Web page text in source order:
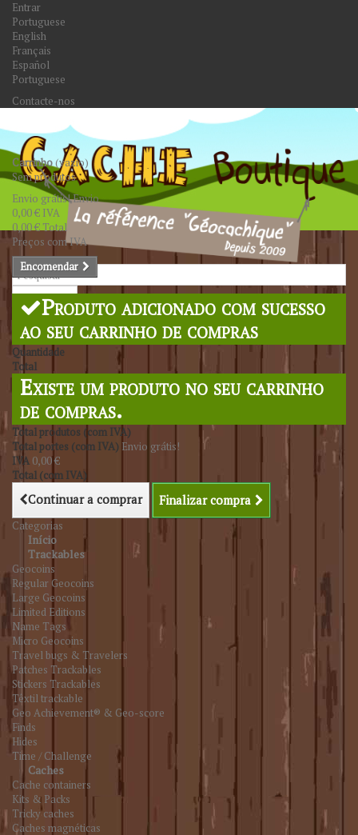
Entrar
Portuguese
English
Français
Español
Portuguese
Contacte-nos
Pesquisar
Carrinho(vazio)
Sem produtos
Envio grátis!Envio
0,00 € IVA
0,00 €Total
Preços com IVA
Encomendar
Produto adicionado com sucesso
ao seu carrinho de compras
Quantidade
Total
Existe um produto no seu carrinho
de compras.
Total produtos (com IVA)
Total portes (com IVA) Envio grátis!
IVA 0,00 €
Total (com IVA)
Continuar a comprar Finalizar compra
Categorias
Início
Trackables
Geocoins
Regular Geocoins
Large Geocoins
Limited Editions
Name Tags
Micro Geocoins
Travel bugs & Travelers
Patches Trackables
Stickers Trackables
Têxtil trackable
Geo Achievement® & Geo-score
Finds
Hides
Time / Challenge
Caches
Cache containers
Kits & Packs
Tricky caches
Caches magnéticas